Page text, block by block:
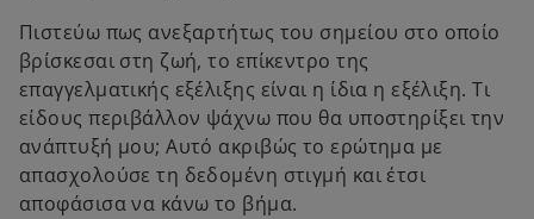
Πιστεύω πως ανεξαρτήτως του σημείου στο οποίο
βρίσκεσαι στη ζωή, το επίκεντρο της
επαγγελματικής εξέλιξης είναι η ίδια η εξέλιξη. Τι
είδους περιβάλλον ψάχνω που θα υποστηρίξει την
ανάπτυξή μου; Αυτό ακριβώς το ερώτημα με
απασχολούσε τη δεδομένη στιγμή και έτσι
αποφάσισα να κάνω το βήμα.